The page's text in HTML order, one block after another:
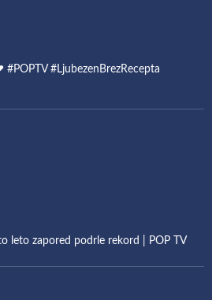
#POPTV #LjubezenBrezRecepta
leto zapored podrle rekord | POP TV